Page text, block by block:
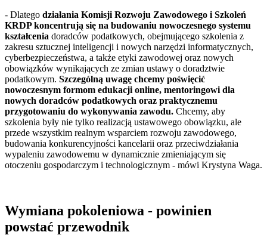
- Dlatego działania Komisji Rozwoju Zawodowego i Szkoleń
KRDP koncentrują się na budowaniu nowoczesnego systemu
kształcenia doradców podatkowych, obejmującego szkolenia z
zakresu sztucznej inteligencji i nowych narzędzi informatycznych,
cyberbezpieczeństwa, a także etyki zawodowej oraz nowych
obowiązków wynikających ze zmian ustawy o doradztwie
podatkowym. Szczególną uwagę chcemy poświęcić
nowoczesnym formom edukacji online, mentoringowi dla
nowych doradców podatkowych oraz praktycznemu
przygotowaniu do wykonywania zawodu. Chcemy, aby
szkolenia były nie tylko realizacją ustawowego obowiązku, ale
przede wszystkim realnym wsparciem rozwoju zawodowego,
budowania konkurencyjności kancelarii oraz przeciwdziałania
wypaleniu zawodowemu w dynamicznie zmieniającym się
otoczeniu gospodarczym i technologicznym - mówi Krystyna Waga.
Wymiana pokoleniowa - powinien
powstać przewodnik